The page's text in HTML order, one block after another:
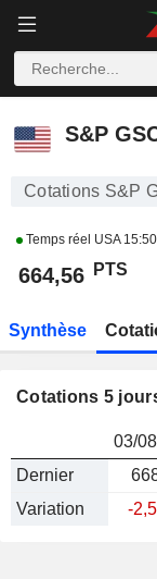
S&P GSCI
S&P
Cotations S&P
Temps réel USA
664,56 PTS
Synthèse
Cotations 5
03/
Dernier
Variation
-